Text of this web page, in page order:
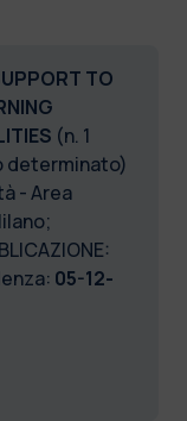
TO
(n. 1
determinato)
- Area
05-12-